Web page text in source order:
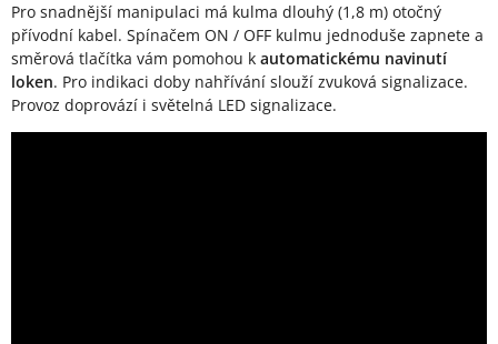
Pro snadnější manipulaci má kulma dlouhý (1,8 m) otočný
přívodní kabel. Spínačem ON / OFF kulmu jednoduše zapnete a
směrová tlačítka vám pomohou k automatickému navinutí
loken. Pro indikaci doby nahřívání slouží zvuková signalizace.
Provoz doprovází i světelná LED signalizace.